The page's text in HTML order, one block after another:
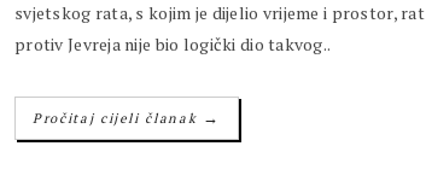
svjetskog rata, s kojim je dijelio vrijeme i prostor, rat
protiv Jevreja nije bio logički dio takvog..
Pročitaj cijeli članak →